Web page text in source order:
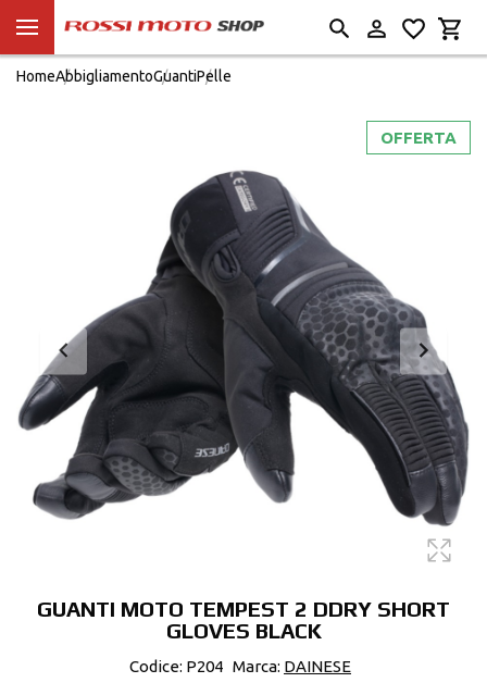
HomeAbbigliamentoGuantiPelle
OFFERTA
GUANTI MOTO TEMPEST 2 DDRY SHORT
GLOVES BLACK
Codice: P204 Marca: DAINESE